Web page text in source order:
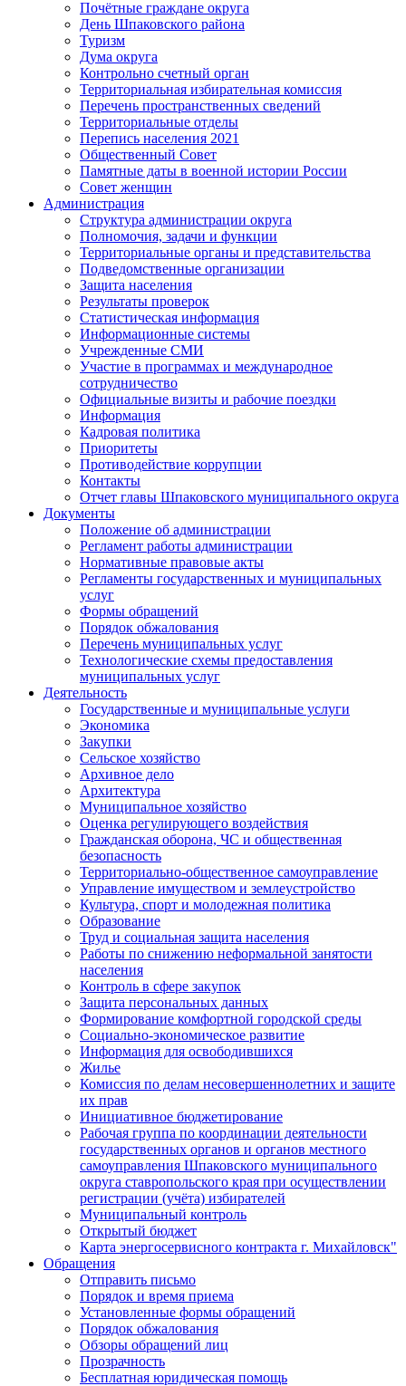
Почётные граждане округа
День Шпаковского района
Туризм
Дума округа
Контрольно счетный орган
Территориальная избирательная комиссия
Перечень пространственных сведений
Территориальные отделы
Перепись населения 2021
Общественный Совет
Памятные даты в военной истории России
Совет женщин
Администрация
Структура администрации округа
Полномочия, задачи и функции
Территориальные органы и представительства
Подведомственные организации
Защита населения
Результаты проверок
Статистическая информация
Информационные системы
Учрежденные СМИ
Участие в программах и международное
сотрудничество
Официальные визиты и рабочие поездки
Информация
Кадровая политика
Приоритеты
Противодействие коррупции
Контакты
Отчет главы Шпаковского муниципального округа
Документы
Положение об администрации
Регламент работы администрации
Нормативные правовые акты
Регламенты государственных и муниципальных
услуг
Формы обращений
Порядок обжалования
Перечень муниципальных услуг
Технологические схемы предоставления
муниципальных услуг
Деятельность
Государственные и муниципальные услуги
Экономика
Закупки
Сельское хозяйство
Архивное дело
Архитектура
Муниципальное хозяйство
Оценка регулирующего воздействия
Гражданская оборона, ЧС и общественная
безопасность
Территориально-общественное самоуправление
Управление имуществом и землеустройство
Культура, спорт и молодежная политика
Образование
Труд и социальная защита населения
Работы по снижению неформальной занятости
населения
Контроль в сфере закупок
Защита персональных данных
Формирование комфортной городской среды
Социально-экономическое развитие
Информация для освободившихся
Жилье
Комиссия по делам несовершеннолетних и защите
их прав
Инициативное бюджетирование
Рабочая группа по координации деятельности
государственных органов и органов местного
самоуправления Шпаковского муниципального
округа ставропольского края при осуществлении
регистрации (учёта) избирателей
Муниципальный контроль
Открытый бюджет
Карта энергосервисного контракта г. Михайловск"
Обращения
Отправить письмо
Порядок и время приема
Установленные формы обращений
Порядок обжалования
Обзоры обращений лиц
Прозрачность
Бесплатная юридическая помощь